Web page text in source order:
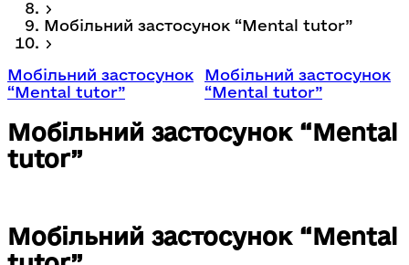
Мобільний застосунок “Mental tutor”
Мобільний застосунок
“Mental tutor”
Мобільний застосунок
“Mental tutor”
Мобільний застосунок “Mental
tutor”
Мобільний застосунок “Mental